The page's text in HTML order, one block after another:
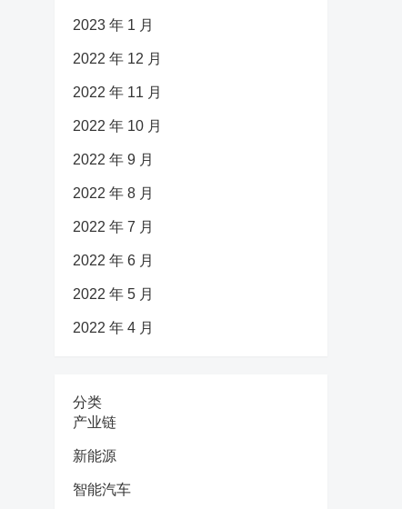
2023 年 1 月
2022 年 12 月
2022 年 11 月
2022 年 10 月
2022 年 9 月
2022 年 8 月
2022 年 7 月
2022 年 6 月
2022 年 5 月
2022 年 4 月
分类
产业链
新能源
智能汽车